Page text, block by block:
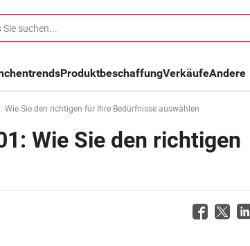
ProduktbeschaffungVerkäufeAndere
Sie den richtigen für Ihre Bedürfnisse auswählen
Wie Sie den richtigen